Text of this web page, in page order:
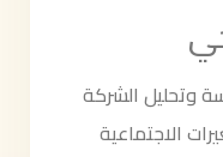
وتحليل الشركة
الاجتماعية